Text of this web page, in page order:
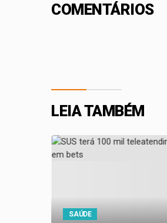
COMENTÁRIOS
LEIA TAMBÉM
SAÚDE